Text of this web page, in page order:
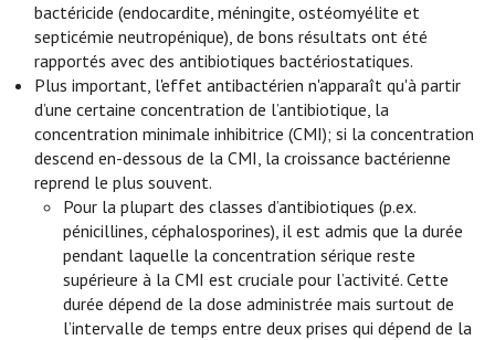
bactéricide (endocardite, méningite, ostéomyélite et
septicémie neutropénique), de bons résultats ont été
rapportés avec des antibiotiques bactériostatiques.
Plus important, l'effet antibactérien n'apparaît qu'à partir
d’une certaine concentration de l’antibiotique, la
concentration minimale inhibitrice (CMI); si la concentration
descend en-dessous de la CMI, la croissance bactérienne
reprend le plus souvent.
Pour la plupart des classes d’antibiotiques (p.ex.
pénicillines, céphalosporines), il est admis que la durée
pendant laquelle la concentration sérique reste
supérieure à la CMI est cruciale pour l’activité. Cette
durée dépend de la dose administrée mais surtout de
l’intervalle de temps entre deux prises qui dépend de la